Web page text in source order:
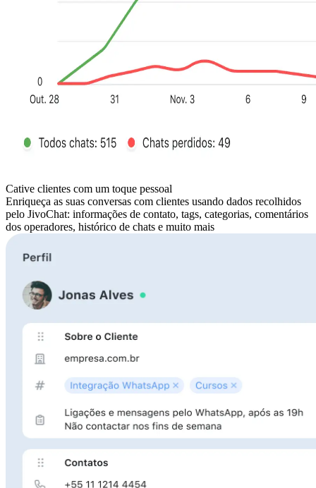
Cative clientes com um toque pessoal
Enriqueça as suas conversas com clientes usando dados recolhidos
pelo JivoChat: informações de contato, tags, categorias, comentários
dos operadores, histórico de chats e muito mais